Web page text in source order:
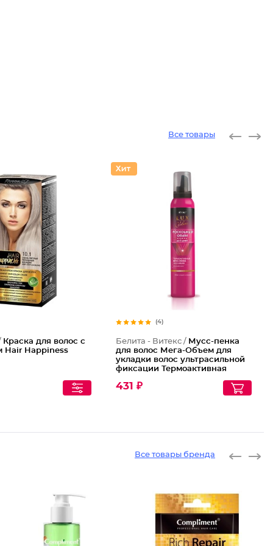
Все товары
Краска для волос с
Hair Happiness
(4)
Белита - Витекс / Мусс-пенка
для волос Мега-Объем для
укладки волос ультрасильной
фиксации Термоактивная
431 ₽
Все товары бренда